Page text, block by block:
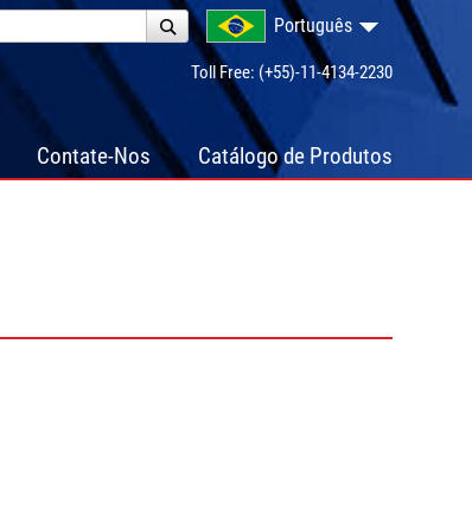
Português
Toll Free: (+55)-11-4134-2230
Contate-Nos Catálogo de Produtos